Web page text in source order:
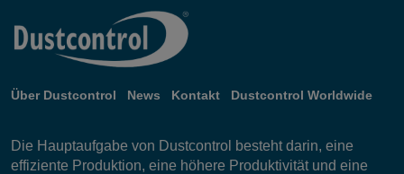
Über Dustcontrol News Kontakt Dustcontrol Worldwide
Die Hauptaufgabe von Dustcontrol besteht darin, eine
effiziente Produktion, eine höhere Produktivität und eine